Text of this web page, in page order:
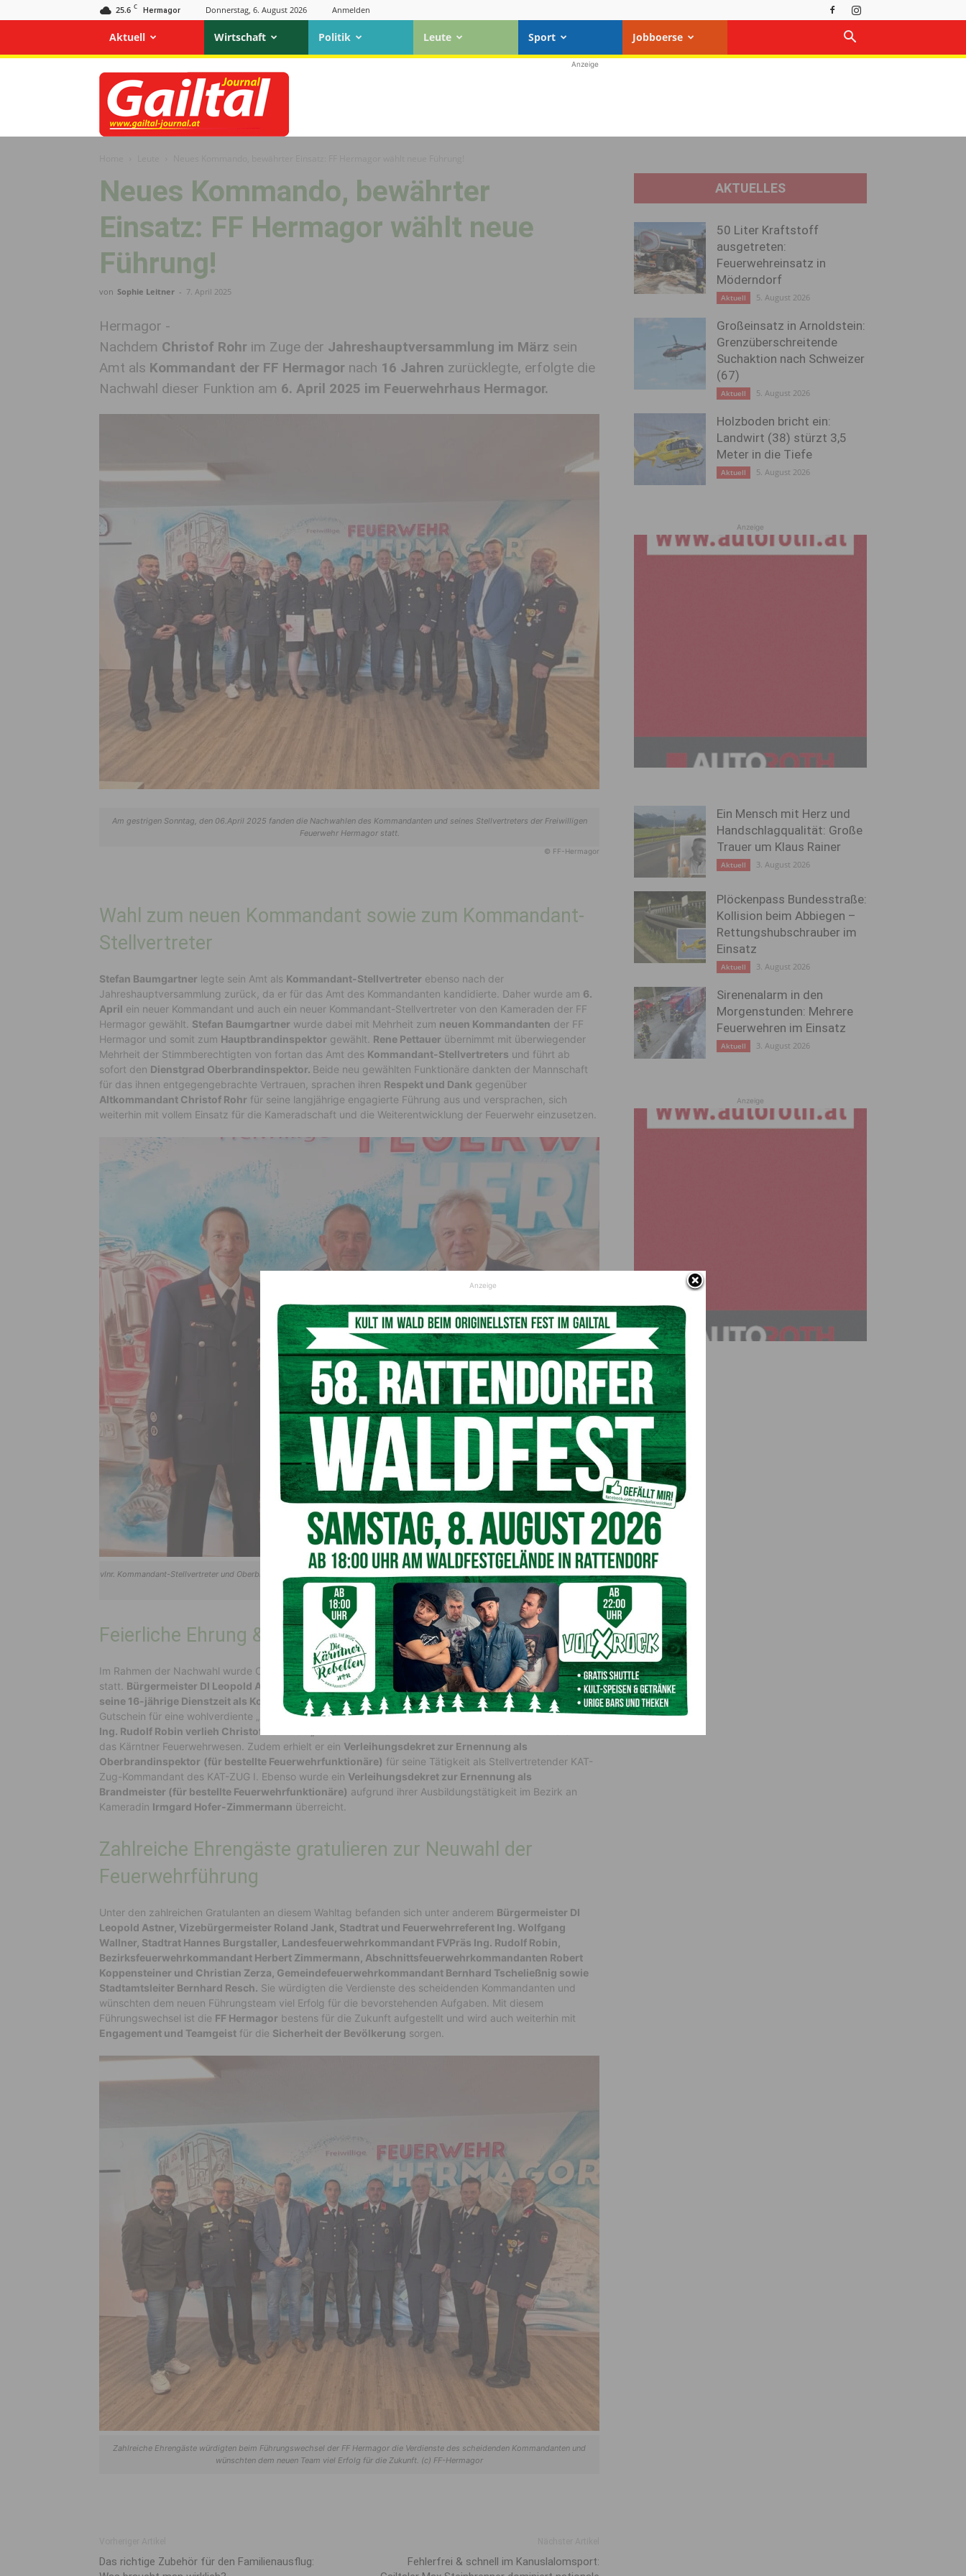
25.6 C Hermagor Donnerstag, 6. August 2026 Anmelden
Aktuell Wirtschaft Politik Leute Sport Jobboerse
Gailtal
Journal
Anzeige
Neues Kommando, bewährter
Einsatz: FF Hermagor wählt neue
Führung!
von Sophie Leitner - 7. April 2025
Hermagor -
Nachdem Christof Rohr im Zuge der Jahreshauptversammlung im März sein
Amt als Kommandant der FF Hermagor nach 16 Jahren zurücklegte, erfolgte die
Nachwahl dieser Funktion am 6. April 2025 im Feuerwehrhaus Hermagor.
Am gestrigen Sonntag, den 06.April 2025 fanden die Nachwahlen des Kommandanten und seines Stellvertreters der Freiwilligen
Feuerwehr Hermagor statt.
© FF-Hermagor
Wahl zum neuen Kommandant sowie zum Kommandant-
Stellvertreter
Stefan Baumgartner legte sein Amt als Kommandant-Stellvertreter ebenso nach der
Jahreshauptversammlung zurück, da er für das Amt des Kommandanten kandidierte. Daher wurde am 6.
April ein neuer Kommandant und auch ein neuer Kommandant-Stellvertreter von den Kameraden der FF
Hermagor gewählt. Stefan Baumgartner wurde dabei mit Mehrheit zum neuen Kommandanten der FF
Hermagor und somit zum Hauptbrandinspektor gewählt. Rene Pettauer übernimmt mit überwiegender
Mehrheit der Stimmberechtigten von fortan das Amt des Kommandant-Stellvertreters und führt ab
sofort den Dienstgrad Oberbrandinspektor. Beide neu gewählten Funktionäre dankten der Mannschaft
für das ihnen entgegengebrachte Vertrauen, sprachen ihren Respekt und Dank gegenüber
Altkommandant Christof Rohr für seine langjährige engagierte Führung aus und versprachen, sich
weiterhin mit vollem Einsatz für die Kameradschaft und die Weiterentwicklung der Feuerwehr einzusetzen.
vlnr. Kommandant-Stellvertreter und Oberbrandinspektor Rene Pettauer, Kommandant sowie Hauptbrandinspektor Stefan Baumgartner
und Bgm. DI Leopold Astner. (c) FF-Hermagor
Feierliche Ehrung & Auszeichnung für Christof Rohr
Im Rahmen der Nachwahl wurde Christof Rohr feierlich geehrt, zudem fanden zwei Dekretsverleihungen
statt. Bürgermeister DI Leopold Astner und GFK Bernhard Tscheließnig würdigten Christof Rohr für
seine 16-jährige Dienstzeit als Kommandant. Sie überreichten ihm eine Ehrenurkunde sowie einen
Gutschein für eine wohlverdiente „kleine Auszeit“ auf der Alm.Landesfeuerwehrkommandant FVPräs
Ing. Rudolf Robin verlieh Christof Rohr das „Ehrenzeichen am Band in Silber“
das Kärntner Feuerwehrwesen. Zudem erhielt er ein Verleihungsdekret zur Ernennung als
Oberbrandinspektor (für bestellte Feuerwehrfunktionäre) für seine Tätigkeit als Stellvertretender KAT-
Zug-Kommandant des KAT-ZUG I. Ebenso wurde ein Verleihungsdekret zur Ernennung als
Brandmeister (für bestellte Feuerwehrfunktionäre) aufgrund ihrer Ausbildungstätigkeit im Bezirk an
Kameradin Irmgard Hofer-Zimmermann überreicht.
Zahlreiche Ehrengäste gratulieren zur Neuwahl der
Feuerwehrführung
Unter den zahlreichen Gratulanten an diesem Wahltag befanden sich unter anderem Bürgermeister DI
Leopold Astner, Vizebürgermeister Roland Jank, Stadtrat und Feuerwehrreferent Ing. Wolfgang
Wallner, Stadtrat Hannes Burgstaller, Landesfeuerwehrkommandant FVPräs Ing. Rudolf Robin,
Bezirksfeuerwehrkommandant Herbert Zimmermann, Abschnittsfeuerwehrkommandanten Robert
Koppensteiner und Christian Zerza, Gemeindefeuerwehrkommandant Bernhard Tscheließnig sowie
Stadtamtsleiter Bernhard Resch. Sie würdigten die Verdienste des scheidenden Kommandanten und
wünschten dem neuen Führungsteam viel Erfolg für die bevorstehenden Aufgaben. Mit diesem
Führungswechsel ist die FF Hermagor bestens für die Zukunft aufgestellt und wird auch weiterhin mit
Engagement und Teamgeist für die Sicherheit der Bevölkerung sorgen.
Zahlreiche Ehrengäste würdigten beim Führungswechsel der FF Hermagor die Verdienste des scheidenden Kommandanten und
wünschten dem neuen Team viel Erfolg für die Zukunft. (c) FF-Hermagor
Das richtige Zubehör für den Familienausflug:
Fehlerfrei & schnell im Kanuslalomsport:
AKTUELLES
50 Liter Kraftstoff
ausgetreten:
Feuerwehreinsatz in
Möderndorf
Aktuell 5. August 2026
Großeinsatz in Arnoldstein:
Grenzüberschreitende
Suchaktion nach Schweizer
(67)
Aktuell 5. August 2026
Holzboden bricht ein:
Landwirt (38) stürzt 3,5
Meter in die Tiefe
Aktuell 5. August 2026
Anzeige
Ein Mensch mit Herz und
Handschlagqualität: Große
Trauer um Klaus Rainer
Aktuell 3. August 2026
Plöckenpass Bundesstraße:
Kollision beim Abbiegen –
Rettungshubschrauber im
Einsatz
Aktuell 3. August 2026
Sirenenalarm in den
Morgenstunden: Mehrere
Feuerwehren im Einsatz
Aktuell 3. August 2026
Anzeige
Anzeige